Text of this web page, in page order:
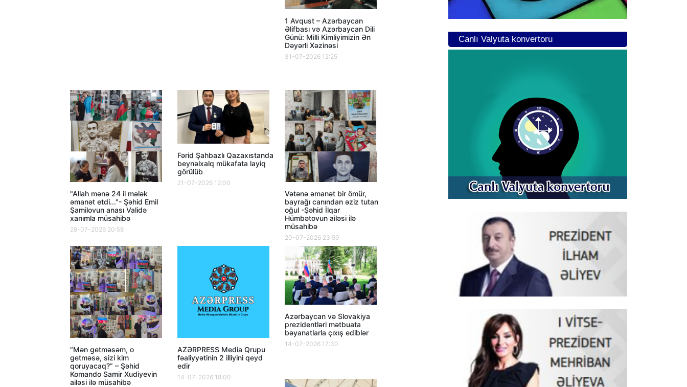
1 Avqust – Azərbaycan
Əlifbası və Azərbaycan Dili
Günü: Milli Kimliyimizin Ən
Dəyərli Xəzinəsi
31-07-2026 12:25
"Allah mənə 24 il mələk
əmanət etdi..."- Şəhid Emil
Şamilovun anası Validə
xanımla müsahibə
28-07-2026 20:58
Fərid Şahbazlı Qazaxıstanda
beynəlxalq mükafata layiq
görülüb
21-07-2026 12:00
Vətənə əmanət bir ömür,
bayrağı canından əziz tutan
oğul -Şəhid İlqar
Hümbətovun ailəsi ilə
müsahibə
20-07-2026 23:59
“Mən getməsəm, o
getməsə, sizi kim
qoruyacaq?” – Şəhid
Komando Samir Xudiyevin
ailəsi ilə müsahibə
AZƏRPRESS Media Qrupu
fəaliyyətinin 2 illiyini qeyd
edir
14-07-2026 18:00
Azərbaycan və Slovakiya
prezidentləri mətbuata
bəyanatlarla çıxış ediblər
14-07-2026 17:30
Canlı Valyuta konvertoru